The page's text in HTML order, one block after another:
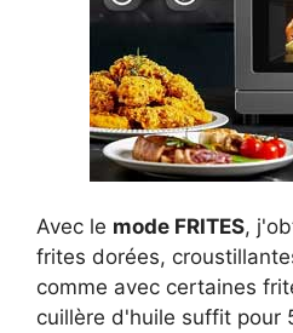
Avec le mode FRITES,
frites dorées,
comme avec certaines
cuillère d'huile suffit pour